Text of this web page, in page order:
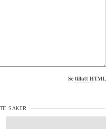
Se tillatt HTML